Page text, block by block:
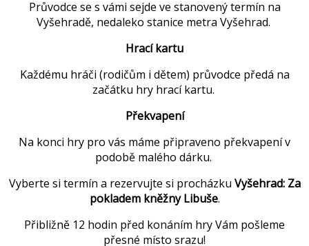
Průvodce se s vámi sejde ve stanovený termín na
Vyšehradě, nedaleko stanice metra Vyšehrad.
Hrací kartu
Každému hráči (rodičům i dětem) průvodce předá na
začátku hry hrací kartu.
Překvapení
Na konci hry pro vás máme připraveno překvapení v
podobě malého dárku.
Vyberte si termín a rezervujte si procházku Vyšehrad: Za
pokladem kněžny Libuše.
Přibližně 12 hodin před konáním hry Vám pošleme
přesné místo srazu!